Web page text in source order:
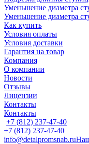
Уменьшение диаметра
Уменьшение диаметра
Как купить
Условия оплаты
Условия доставки
Гарантия на товар
Компания
О компании
Новости
Отзывы
Лицензии
Контакты
Контакты
+7 (812) 237-47-40
+7 (812) 237-47-40
info@detalpromsnab.ru